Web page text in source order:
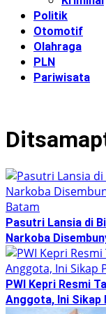
Politik
Otomotif
Olahraga
PLN
Pariwisata
Pasutri Lansia di
Narkoba
PWI Kepri Resmi
Anggota, Ini Sikap